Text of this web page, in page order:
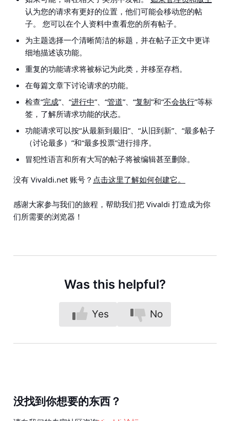
认为您的请求有更好的位置，他们可能会移动您的帖
子。 您可以在个人资料中查看您的所有帖子。
为主题选择一个清晰简洁的标题，并在帖子正文中更详
细地描述该功能。
重复的功能请求将被标记为此类，并移至存档。
在每篇文章下讨论请求的功能。
检查“完成”、“进行中”、“管道”、“复制”和“不会执行”等标
签，了解所请求功能的状态。
功能请求可以按“从最新到最旧”、“从旧到新”、“最多帖子
（讨论最多）”和“最多投票”进行排序。
冒犯性语言和所有大写的帖子将被编辑甚至删除。
没有 Vivaldi.net 账号？ 点击这里了解如何创建它。
感谢大家参与我们的旅程，帮助我们把 Vivaldi 打造成为你
们所需要的浏览器！
Was this helpful?
Yes No
没找到你想要的东西？